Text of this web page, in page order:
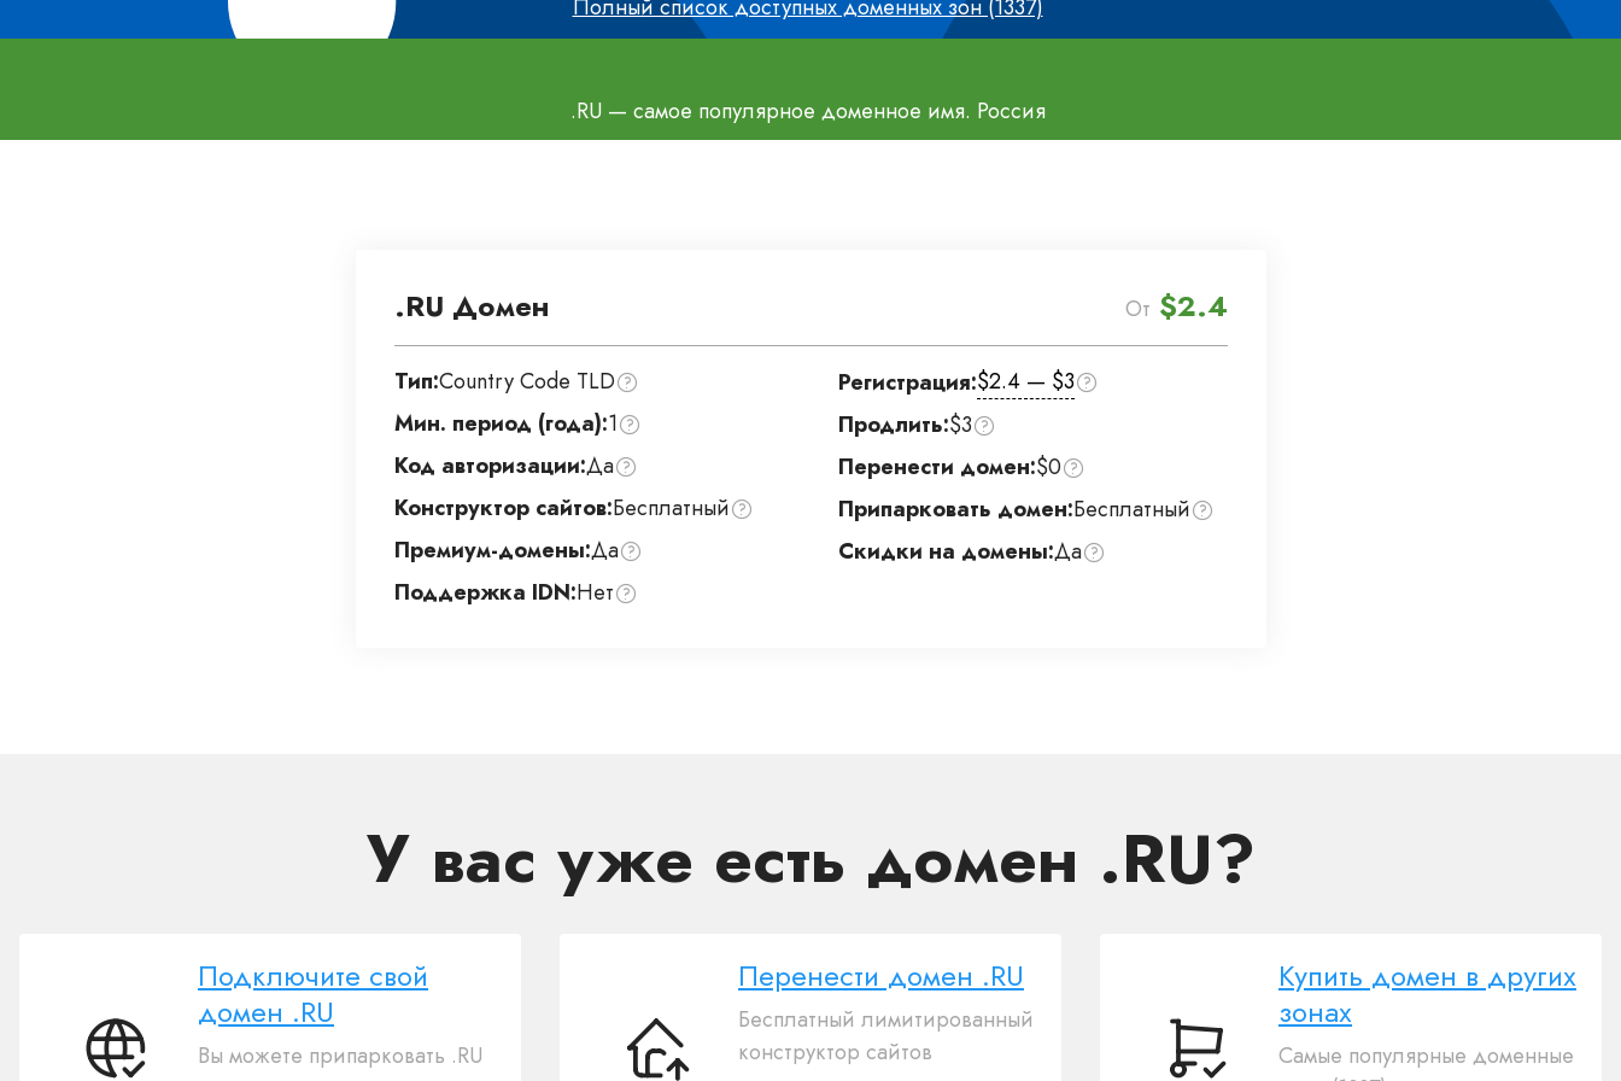
Полный список доступных доменных зон (1337)
.RU— самое популярное доменное имя. Россия
.RU Домен От $2.4
Тип:Country Code TLD
Мин. период (года):1
Код авторизации:Да
Конструктор сайтов:Бесплатный
Премиум-домены:Да
Поддержка IDN:Нет
Регистрация:$2.4 — $3
Продлить:$3
Перенести домен:$0
Припарковать домен:Бесплатный
Скидки на домены:Да
У вас уже есть домен .RU?
Подключите
Подключите свой
домен .RU
Вы можете припарковать .RU
Перенести
Перенести домен .RU
Бесплатный лимитированный
конструктор сайтов
Купить
Купить домен в других
зонах
Самые популярные доменные